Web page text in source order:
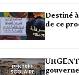
Destiné
de ce